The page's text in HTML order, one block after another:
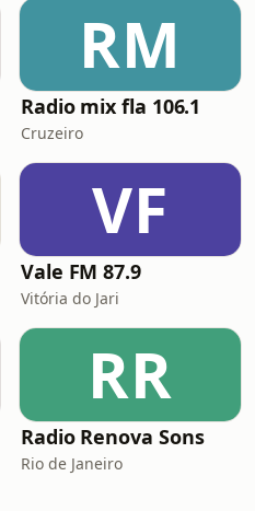
RM
Radio mix fla 106.1
Cruzeiro
VF
Vale FM 87.9
Vitória do Jari
RR
Radio Renova Sons
Rio de Janeiro